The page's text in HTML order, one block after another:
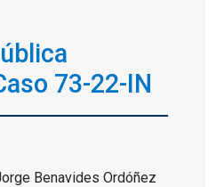
73-22-IN
Benavides Ordóñez